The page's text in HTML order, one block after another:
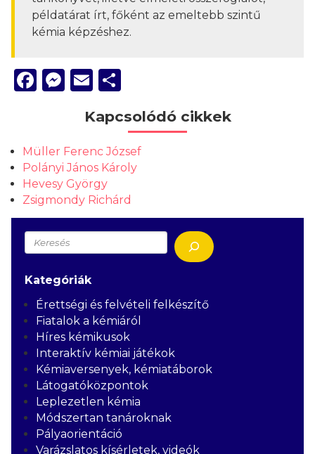
példatárat írt, főként az emeltebb szintű
kémia képzéshez.
Facebook
Messenger
Email
Kapcsolódó cikkek
Müller Ferenc József
Polányi János Károly
Hevesy György
Zsigmondy Richárd
Keresés
Kategóriák
Érettségi és felvételi felkészítő
Fiatalok a kémiáról
Híres kémikusok
Interaktív kémiai játékok
Kémiaversenyek, kémiatáborok
Látogatóközpontok
Leplezetlen kémia
Módszertan tanároknak
Pályaorientáció
Varázslatos kísérletek, videók